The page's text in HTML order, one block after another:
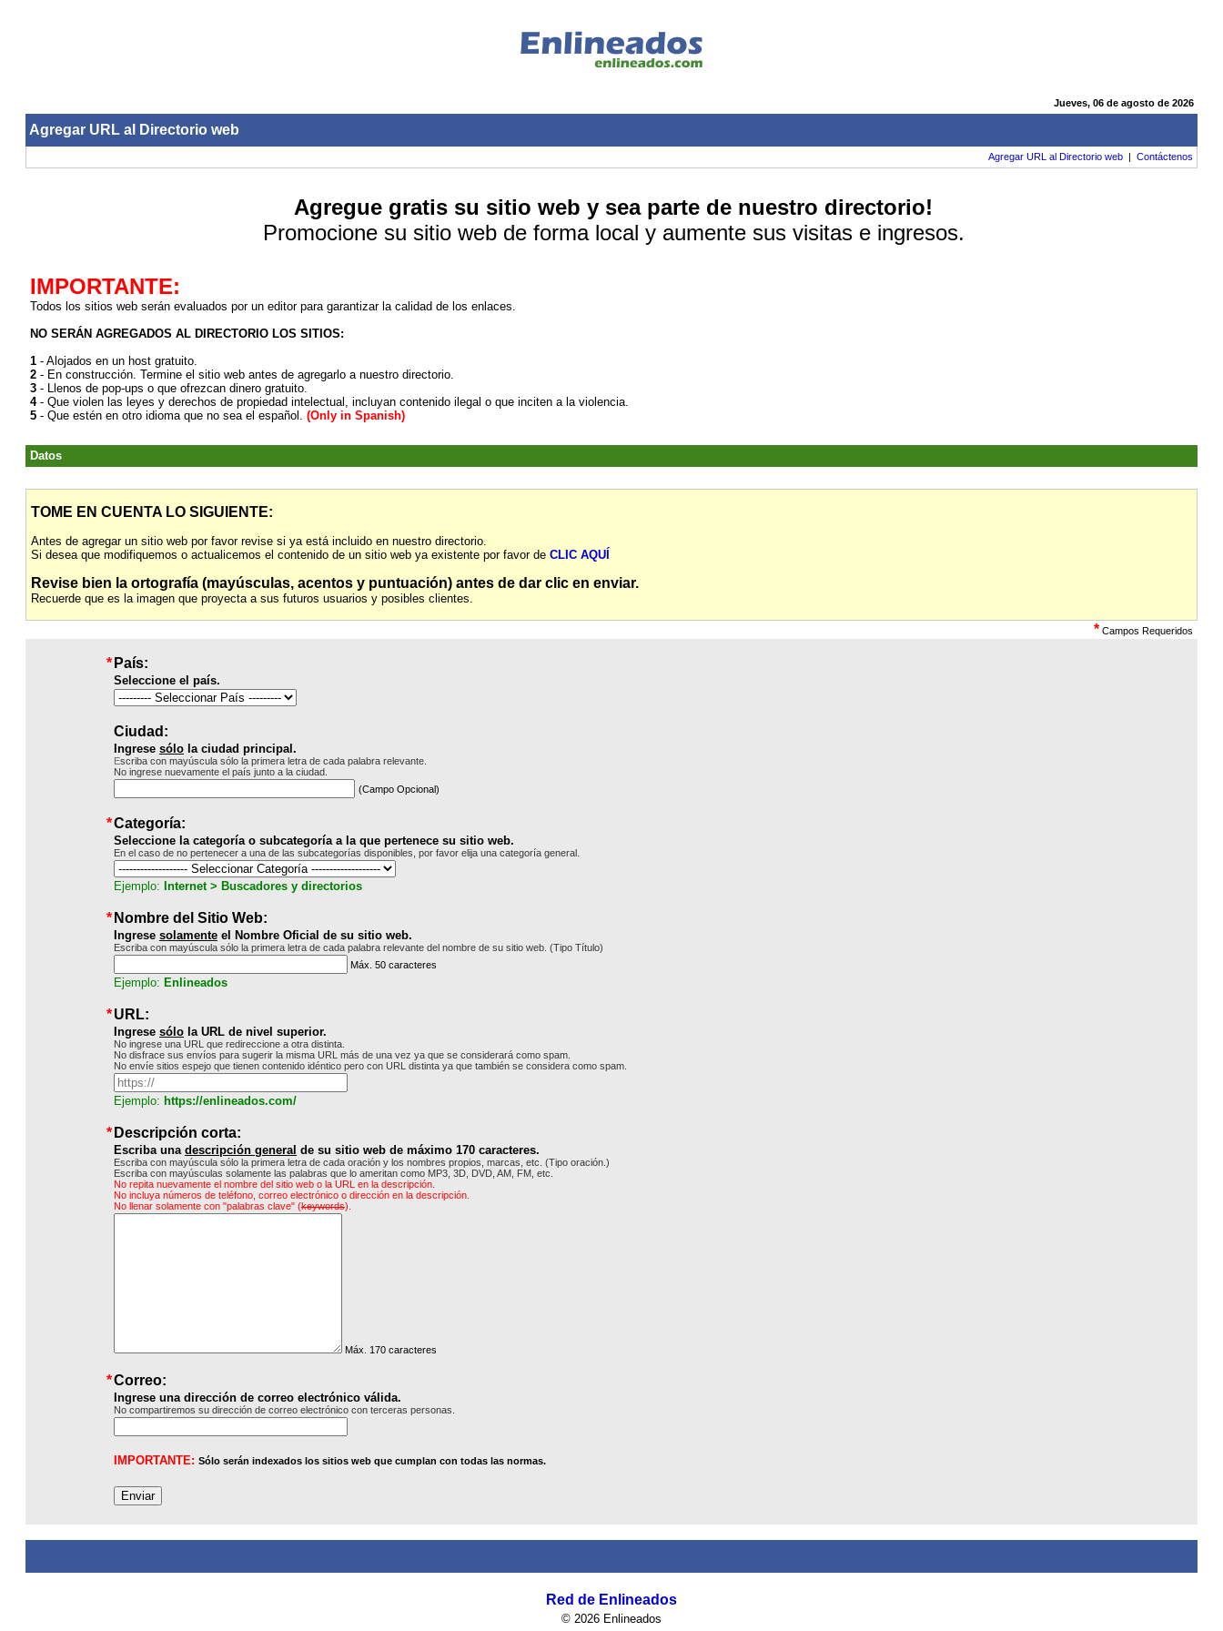
Jueves, 06 de agosto de 2026
Agregar URL al Directorio web
Agregar URL al Directorio web | Contáctenos
Agregue gratis su sitio web y sea parte de nuestro directorio!
Promocione su sitio web de forma local y aumente sus visitas e ingresos.
IMPORTANTE:
Todos los sitios web serán evaluados por un editor para garantizar la calidad de los enlaces.
NO SERÁN AGREGADOS AL DIRECTORIO LOS SITIOS:
1 - Alojados en un host gratuito.
2 - En construcción. Termine el sitio web antes de agregarlo a nuestro directorio.
3 - Llenos de pop-ups o que ofrezcan dinero gratuito.
4- Que violen las leyes y derechos de propiedad intelectual, incluyan contenido ilegal o que inciten a la violencia.
5 - Que estén en otro idioma que no sea el español. (Only in Spanish)
Datos
TOME EN CUENTA LO SIGUIENTE:
Antes de agregar un sitio web por favor revise si ya está incluido en nuestro directorio.
Si desea que modifiquemos o actualicemos el contenido de un sitio web ya existente por favor de CLIC AQUÍ
Revise bien la ortografía (mayúsculas, acentos y puntuación) antes de dar clic en enviar.
Recuerde que es la imagen que proyecta a sus futuros usuarios y posibles clientes.
* Campos Requeridos
* País:
Seleccione el país.
Ciudad:
Ingrese sólo la ciudad principal.
Escriba con mayúscula sólo la primera letra de cada palabra relevante.
No ingrese nuevamente el país junto a la ciudad.
(Campo Opcional)
*Categoría:
Seleccione la categoría o subcategoría a la que pertenece su sitio web.
En el caso de no pertenecer a una de las subcategorías disponibles, por favor elija una categoría general.
Ejemplo: Internet > Buscadores y directorios
* Nombre del Sitio Web:
Ingrese solamente el Nombre Oficial de su sitio web.
Escriba con mayúscula sólo la primera letra de cada palabra relevante del nombre de su sitio web. (Tipo Título)
Máx. 50 caracteres
Ejemplo: Enlineados
*URL:
Ingrese sólo la URL de nivel superior.
No ingrese una URL que redireccione a otra distinta.
No disfrace sus envíos para sugerir la misma URL más de una vez ya que se considerará como spam.
No envíe sitios espejo que tienen contenido idéntico pero con URL distinta ya que también se considera como spam.
Ejemplo: https://enlineados.com/
* Descripción corta:
Escribauna descripción general de su sitio web de máximo 170 caracteres.
Escriba con mayúscula sólo la primera letra de cada oración y los nombres propios, marcas, etc. (Tipo oración.)
Escriba con mayúsculas solamente las palabras que lo ameritan como MP3, 3D, DVD, AM, FM, etc.
No repita nuevamente el nombre del sitio web o la URL en la descripción.
No incluya números de teléfono, correo electrónico o dirección en la descripción.
No llenar solamente con "palabras clave" (keywords).
Máx. 170 caracteres
*Correo:
Ingrese una dirección de correo electrónico válida.
No compartiremos su dirección de correo electrónico con terceras personas
IMPORTANTE: Sólo serán indexados los sitios web que cumplan con todas las normas.
Red de Enlineados
© 2026 Enlineados